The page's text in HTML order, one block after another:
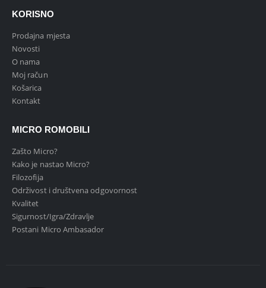
KORISNO
Prodajna mjesta
Novosti
O nama
Moj račun
Košarica
Kontakt
MICRO ROMOBILI
Zašto Micro?
Kako je nastao Micro?
Filozofija
Održivost i društvena odgovornost
Kvalitet
Sigurnost/Igra/Zdravlje
Postani Micro Ambasador